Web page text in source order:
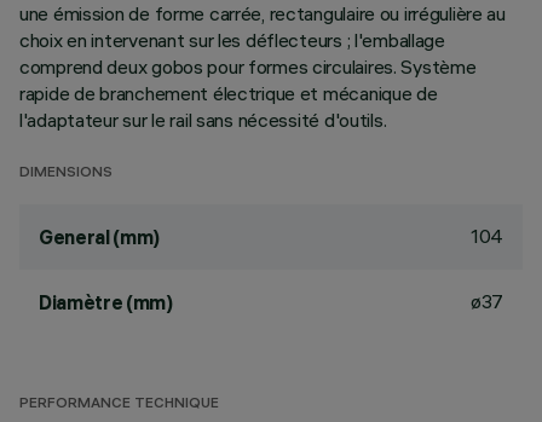
une émission de forme carrée, rectangulaire ou irrégulière au
choix en intervenant sur les déflecteurs ; l'emballage
comprend deux gobos pour formes circulaires. Système
rapide de branchement électrique et mécanique de
l'adaptateur sur le rail sans nécessité d'outils.
DIMENSIONS
General (mm) 104
Diamètre (mm) ø37
PERFORMANCE TECHNIQUE